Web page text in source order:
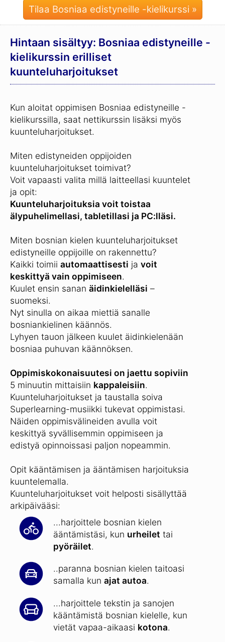
Tilaa Bosniaa edistyneille -kielikurssi »
Hintaan sisältyy: Bosniaa edistyneille -
kielikurssin erilliset
kuunteluharjoitukset
Kun aloitat oppimisen Bosniaa edistyneille -
kielikurssilla, saat nettikurssin lisäksi myös
kuunteluharjoitukset.
Miten edistyneiden oppijoiden
kuunteluharjoitukset toimivat?
Voit vapaasti valita millä laitteellasi kuuntelet
ja opit:
Kuunteluharjoituksia voit toistaa
älypuhelimellasi, tabletillasi ja PC:lläsi.
Miten bosnian kielen kuunteluharjoitukset
edistyneille oppijoille on rakennettu?
Kaikki toimii automaattisesti ja voit
keskittyä vain oppimiseen.
Kuulet ensin sanan äidinkielelläsi –
suomeksi.
Nyt sinulla on aikaa miettiä sanalle
bosniankielinen käännös.
Lyhyen tauon jälkeen kuulet äidinkielenään
bosniaa puhuvan käännöksen.
Oppimiskokonaisuutesi on jaettu sopiviin
5 minuutin mittaisiin kappaleisiin.
Kuunteluharjoitukset ja taustalla soiva
Superlearning-musiikki tukevat oppimistasi.
Näiden oppimisvälineiden avulla voit
keskittyä syvällisemmin oppimiseen ja
edistyä opinnoissasi paljon nopeammin.
Opit kääntämisen ja ääntämisen harjoituksia
kuuntelemalla.
Kuunteluharjoitukset voit helposti sisällyttää
arkipäivääsi:
...harjoittele bosnian kielen
ääntämistäsi, kun urheilet tai
pyöräilet.
..paranna bosnian kielen taitoasi
samalla kun ajat autoa.
...harjoittele tekstin ja sanojen
kääntämistä bosnian kielelle, kun
vietät vapaa-aikaasi kotona.